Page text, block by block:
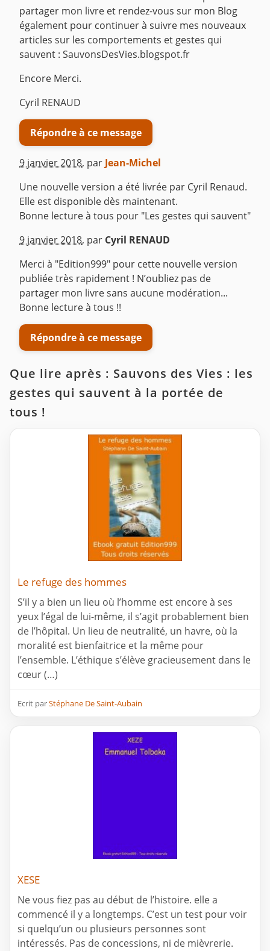
partager mon livre et rendez-vous sur mon Blog
également pour continuer à suivre mes nouveaux
articles sur les comportements et gestes qui
sauvent : SauvonsDesVies.blogspot.fr
Encore Merci.
Cyril RENAUD
Répondre à ce message
9 janvier 2018, par Jean-Michel
Une nouvelle version a été livrée par Cyril Renaud.
Elle est disponible dès maintenant.
Bonne lecture à tous pour "Les gestes qui sauvent"
^
9 janvier 2018, par Cyril RENAUD
Merci à "Edition999" pour cette nouvelle version
publiée très rapidement ! N’oubliez pas de
partager mon livre sans aucune modération...
Bonne lecture à tous !!
Répondre à ce message
Que lire après : Sauvons des Vies : les
gestes qui sauvent à la portée de
tous !
Le refuge des hommes
S’il y a bien un lieu où l’homme est encore à ses
yeux l’égal de lui-même, il s’agit probablement bien
de l’hôpital. Un lieu de neutralité, un havre, où la
moralité est bienfaitrice et la même pour
l’ensemble. L’éthique s’élève gracieusement dans le
cœur (…)
Ecrit parStéphane De Saint-Aubain
XESE
Ne vous fiez pas au début de l’histoire. elle a
commencé il y a longtemps. C’est un test pour voir
si quelqu’un ou plusieurs personnes sont
intéressés. Pas de concessions, ni de mièvrerie.